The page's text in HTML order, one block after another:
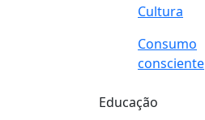
Cultura
Consumo
consciente
Educação